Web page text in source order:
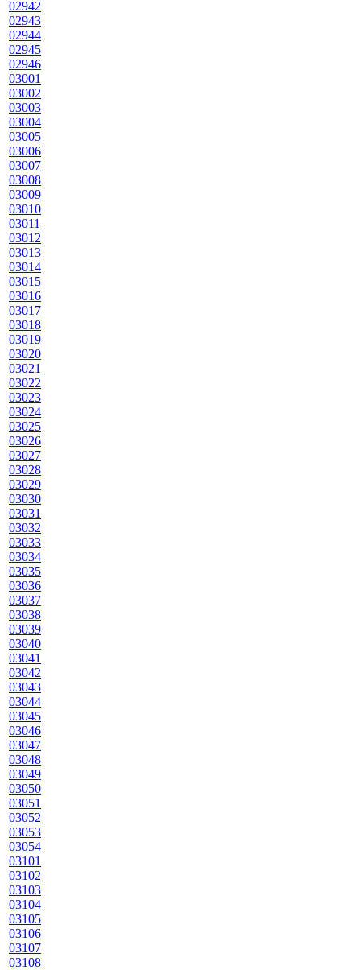
02942
02943
02944
02945
02946
03001
03002
03003
03004
03005
03006
03007
03008
03009
03010
03011
03012
03013
03014
03015
03016
03017
03018
03019
03020
03021
03022
03023
03024
03025
03026
03027
03028
03029
03030
03031
03032
03033
03034
03035
03036
03037
03038
03039
03040
03041
03042
03043
03044
03045
03046
03047
03048
03049
03050
03051
03052
03053
03054
03101
03102
03103
03104
03105
03106
03107
03108